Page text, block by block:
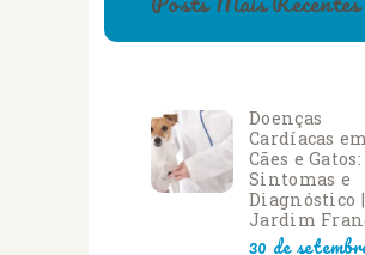
Doenças
Cardíacas em
Cães e Gatos:
Sintomas e
Diagnóstico |
Jardim
30 de